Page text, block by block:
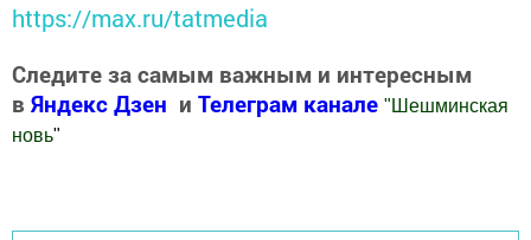
https://max.ru/tatmedia
Следите за самым важным и интересным
в Яндекс Дзен и Телеграм канале " Шешминская
новь"